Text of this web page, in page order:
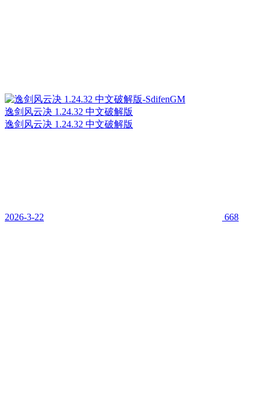
逸剑风云决 1.24.32 中文破解版
逸剑风云决 1.24.32 中文破解版
2026-3-22 668